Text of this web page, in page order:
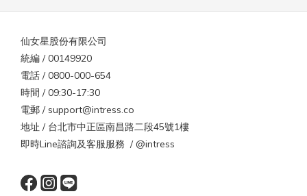
仙女星股份有限公司
統編 / 00149920
電話 / 0800-000-654
時間 / 09:30-17:30
電郵 / support@intress.co
地址 / 台北市中正區南昌路二段45號1樓
即時Line諮詢及客服服務 / @intress